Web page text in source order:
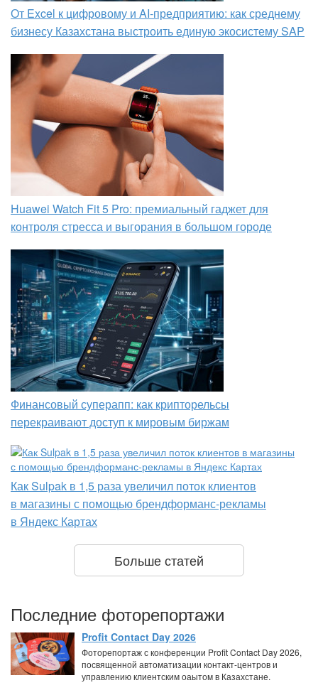
От Excel к цифровому и AI‑предприятию: как среднему
бизнесу Казахстана выстроить единую экосистему SAP
Huawei Watch Fit 5 Pro: премиальный гаджет для
контроля стресса и выгорания в большом городе
Финансовый суперапп: как крипторельсы
перекраивают доступ к мировым биржам
Как Sulpak в 1,5 раза увеличил поток клиентов
в магазины с помощью брендформанс-рекламы
в Яндекс Картах
Больше статей
Последние фоторепортажи
Profit Contact Day 2026
Фоторепортаж с конференции Profit Contact Day 2026,
посвященной автоматизации контакт-центров и
управлению клиентским оаытом в Казахстане.